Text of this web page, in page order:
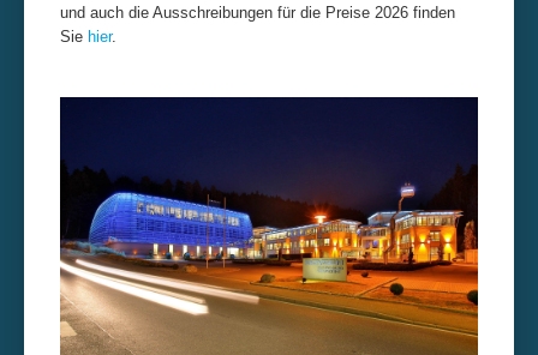
und auch die Ausschreibungen für die Preise 2026 finden
Sie hier.